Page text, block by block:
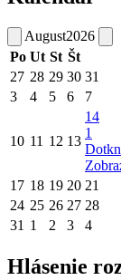
August2026
Po Ut St Št
27 28 29 30 31
3
4 5 6 7
10 11 12 13
14
1
17 18 19 20 21
24 25 26 27 28
31 1 2 3 4
Hlásenie